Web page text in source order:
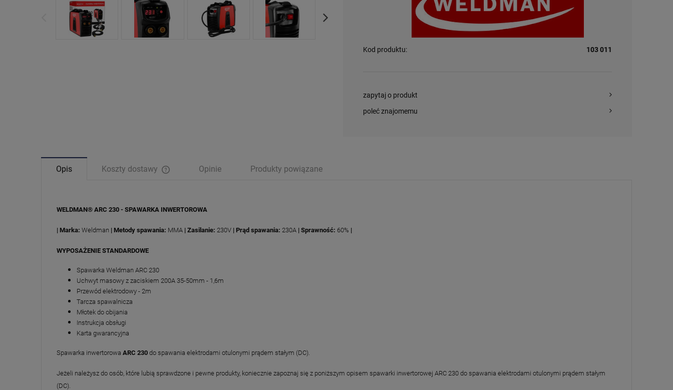
Kod produktu: 103 011
zapytaj o produkt
poleć znajomemu
Opis Koszty dostawy Opinie Produkty powiązane
WELDMAN® ARC 230 - SPAWARKA INWERTOROWA
| Marka: Weldman | Metody spawania: MMA | Zasilanie: 230V | Prąd spawania: 230A | Sprawność: 60% |
WYPOSAŻENIE STANDARDOWE
Spawarka Weldman ARC 230
Uchwyt masowy z zaciskiem 200A 35-50mm - 1,6m
Przewód elektrodowy - 2m
Tarcza spawalnicza
Młotek do obijania
Instrukcja obsługi
Karta gwarancyjna
Spawarka inwertorowa ARC 230 do spawania elektrodami otulonymi prądem stałym (DC).
Jeżeli należysz do osób, które lubią sprawdzone i pewne produkty, koniecznie zapoznaj się z poniższym opisem spawarki inwertorowej ARC 230 do spawania elektrodami otulonymi prądem stałym
(DC).